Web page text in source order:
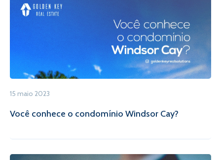
15 maio 2023
Você conhece o condomínio Windsor Cay?